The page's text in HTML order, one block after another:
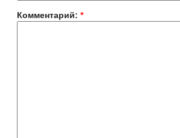
Комментарий: *